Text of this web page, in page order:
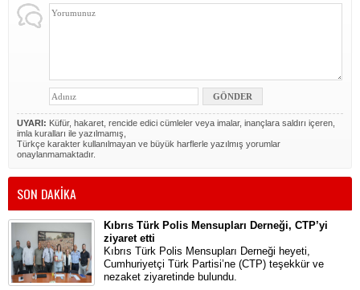
UYARI: Küfür, hakaret, rencide edici cümleler veya imalar, inançlara saldırı içeren,
imla kuralları ile yazılmamış,
Türkçe karakter kullanılmayan ve büyük harflerle yazılmış yorumlar
onaylanmamaktadır.
SON DAKİKA
Kıbrıs Türk Polis Mensupları Derneği, CTP’yi
ziyaret etti
Kıbrıs Türk Polis Mensupları Derneği heyeti,
Cumhuriyetçi Türk Partisi’ne (CTP) teşekkür ve
nezaket ziyaretinde bulundu.